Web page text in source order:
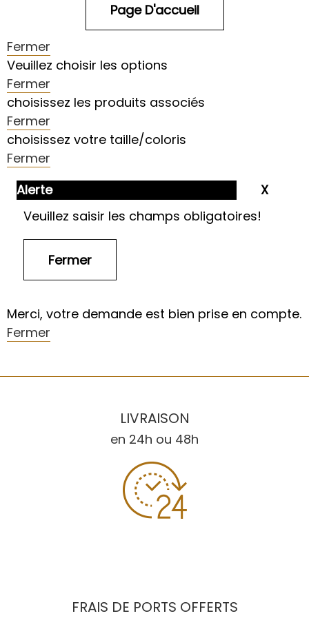
Fermer
Veuillez choisir les options
Fermer
choisissez les produits associés
Fermer
choisissez votre taille/coloris
Fermer
Alerte
Veuillez saisir les champs obligatoires!
Merci, votre demande est bien prise en compte.
Fermer
LIVRAISON
en 24h ou 48h
FRAIS DE PORTS OFFERTS